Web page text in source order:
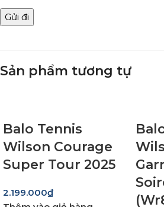
Sản phẩm tương tự
Balo Tennis
Wilson Courage
Super Tour 2025
2.199.000₫